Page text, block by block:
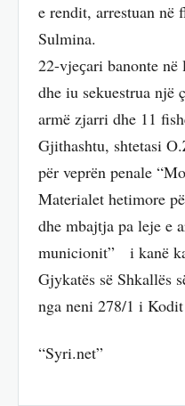
e rendit, arrestuan në
Sulmina.
22-vjeҫari banonte
dhe iu sekuestrua një
armë zjarri dhe 11
Gjithashtu, shtetasi
për veprën penale
Materialet hetimore
dhe mbajtja pa leje e
municionit” i kanë
Gjykatës së Shkallës
nga neni 278/1 i Kodit
“Syri.net”